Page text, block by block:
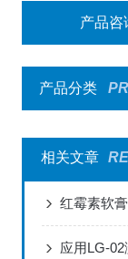
产品咨
产品分类
相关文章